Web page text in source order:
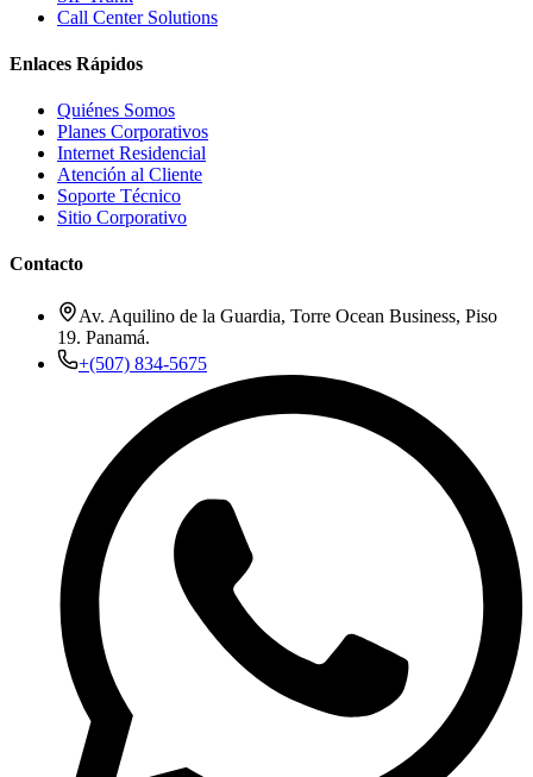
Call Center Solutions
Enlaces Rápidos
Quiénes Somos
Planes Corporativos
Internet Residencial
Atención al Cliente
Soporte Técnico
Sitio Corporativo
Contacto
Av. Aquilino de la Guardia, Torre Ocean Business, Piso
19. Panamá.
+(507) 834-5675